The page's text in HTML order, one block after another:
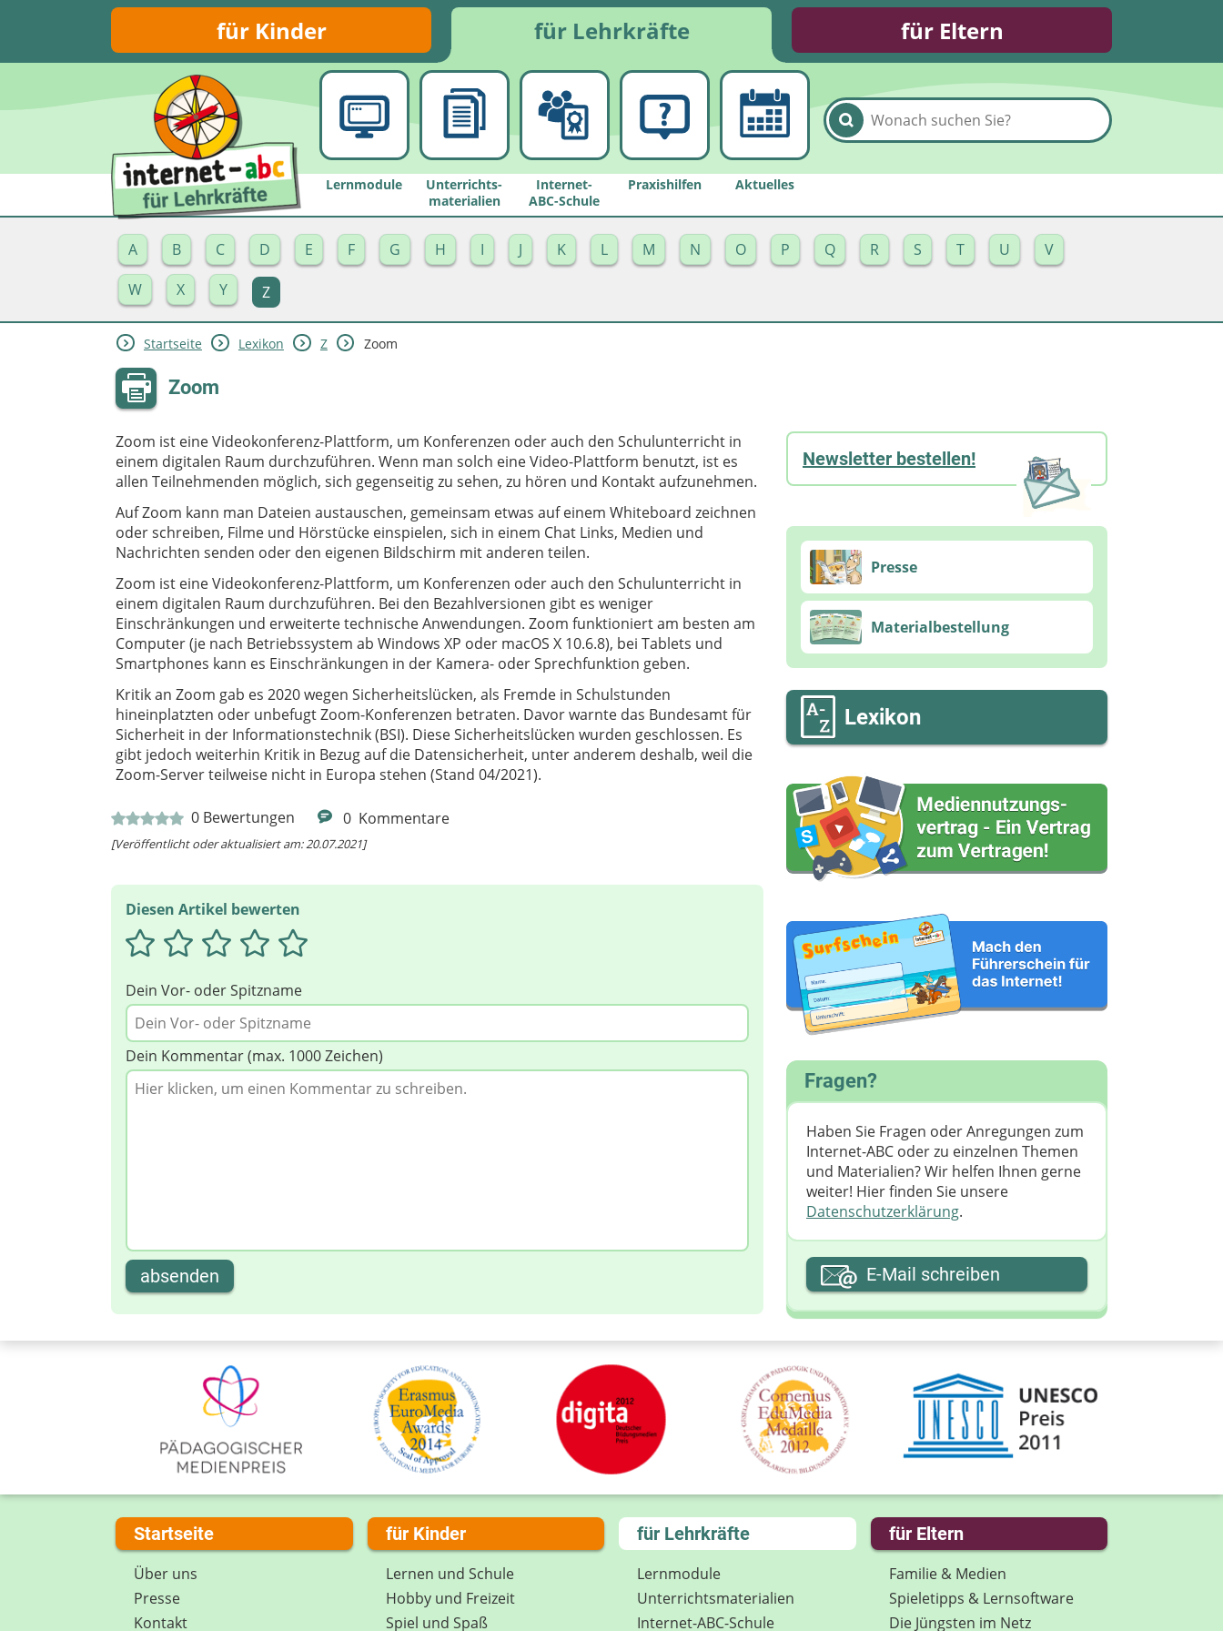
für Kinder für Lehrkräfte für Eltern
Lernmodule
Unterrichts­
materialien
Internet-
ABC-Schule
Praxishilfen Aktuelles
A B C D E F G H I J K L M N O P Q R S T U
V
W
X Y Z
Startseite Lexikon Z Zoom
Zoom
Zoom ist eine Videokonferenz-Plattform, um Konferenzen oder auch den Schulunterricht in
einem digitalen Raum durchzuführen. Wenn man solch eine Video-Plattform benutzt, ist es
allen Teilnehmenden möglich, sich gegenseitig zu sehen, zu hören und Kontakt aufzunehmen.
Auf Zoom kann man Dateien austauschen, gemeinsam etwas auf einem Whiteboard zeichnen
oder schreiben, Filme und Hörstücke einspielen, sich in einem Chat Links, Medien und
Nachrichten senden oder den eigenen Bildschirm mit anderen teilen.
Zoom ist eine Videokonferenz-Plattform, um Konferenzen oder auch den Schulunterricht in
einem digitalen Raum durchzuführen. Bei den Bezahlversionen gibt es weniger
Einschränkungen und erweiterte technische Anwendungen. Zoom funktioniert am besten am
Computer (je nach Betriebssystem ab Windows XP oder macOS X 10.6.8), bei Tablets und
Smartphones kann es Einschränkungen in der Kamera- oder Sprechfunktion geben.
Kritik an Zoom gab es 2020 wegen Sicherheitslücken, als Fremde in Schulstunden
hineinplatzten oder unbefugt Zoom-Konferenzen betraten. Davor warnte das Bundesamt für
Sicherheit in der Informationstechnik (BSI). Diese Sicherheitslücken wurden geschlossen. Es
gibt jedoch weiterhin Kritik in Bezug auf die Datensicherheit, unter anderem deshalb, weil die
Zoom-Server teilweise nicht in Europa stehen (Stand 04/2021).
0 Bewertungen 0 Kommentare
[Veröffentlicht oder aktualisiert am: 20.07.2021]
Diesen Artikel bewerten
Dein Vor- oder Spitzname
Dein Kommentar (max. 1000 Zeichen)
absenden
Newsletter bestellen!
Presse
Materialbestellung
Lexikon
Fragen?
Haben Sie Fragen oder Anregungen zum
Internet-ABC oder zu einzelnen Themen
und Materialien? Wir helfen Ihnen gerne
weiter! ​Hier finden Sie unsere
Datenschutzerklärung.
Ihre E-Mail-Adresse
Ihre Nachricht
E-Mail schreiben
Startseite
Über uns
Presse
Kontakt
für Kinder
Lernen und Schule
Hobby und Freizeit
Spiel und Spaß
für Lehrkräfte
Lernmodule
Unterrichts­materialien
Internet-ABC-Schule
für Eltern
Familie & Medien
Spieletipps & Lernsoftware
Die Jüngsten im Netz